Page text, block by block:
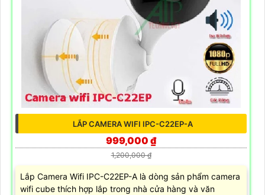
LẮP CAMERA WIFI IPC-C22EP-A
999,000 ₫
1,200,000 ₫
Lắp Camera Wifi IPC-C22EP-A là dòng sản phẩm camera
wifi cube thích hợp lắp trong nhà cửa hàng và văn